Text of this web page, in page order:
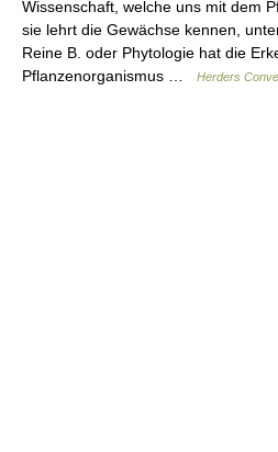
Wissenschaft, welche uns mit dem
sie lehrt die Gewächse kennen,
Reine B. oder Phytologie hat die
Pflanzenorganismus …
Herders